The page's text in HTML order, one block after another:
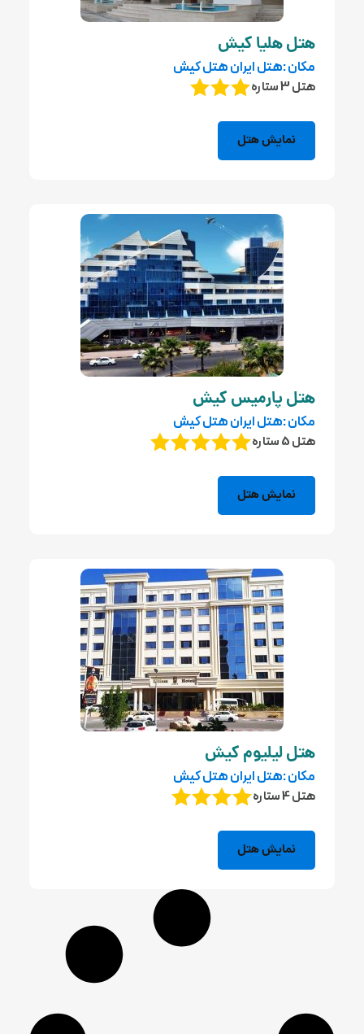
هتل هلیا کیش
مکان :هتل ایران هتل کیش
هتل 3 ستاره
نمایش هتل
هتل پارمیس کیش
مکان :هتل ایران هتل کیش
هتل 5 ستاره
نمایش هتل
هتل لیلیوم کیش
مکان :هتل ایران هتل کیش
هتل 4 ستاره
نمایش هتل